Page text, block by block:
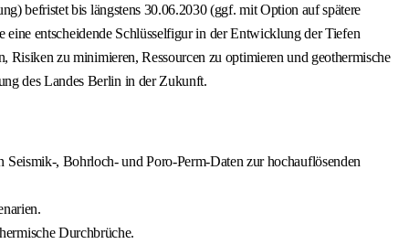
befristet bis längstens 30.06.2030 (ggf. mit Option auf spätere
entscheidende Schlüsselfigur in der Entwicklung der Tiefen
zu minimieren, Ressourcen zu optimieren und geothermische
des Landes Berlin in der Zukunft.
, Bohrloch- und Poro-Perm-Daten zur hochauflösenden
Durchbrüche.